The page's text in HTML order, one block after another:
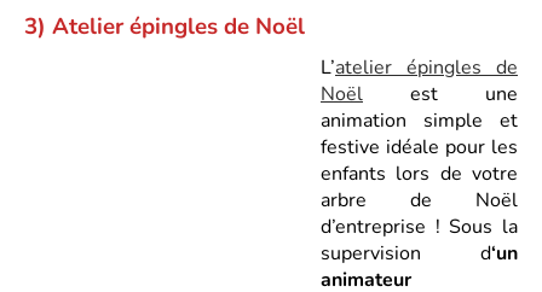
3) Atelier épingles de Noël
L’atelier épingles de
Noël est une
animation simple et
festive idéale pour les
enfants lors de votre
arbre de Noël
d’entreprise ! Sous la
supervision d‘un
animateur